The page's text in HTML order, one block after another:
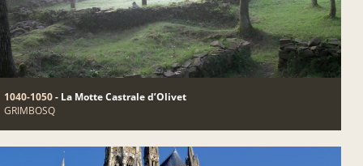
1040-1050- La Motte Castrale d’Olivet
GRIMBOSQ